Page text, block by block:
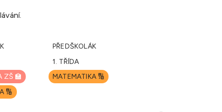
ZŠ 🏫
🔢
PŘEDŠKOLÁK
1. TŘÍDA
MATEMATIKA 🔢